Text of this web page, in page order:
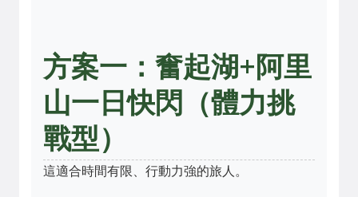
方案一：奮起湖+阿里
山一日快閃（體力挑
戰型）
這適合時間有限、行動力強的旅人。